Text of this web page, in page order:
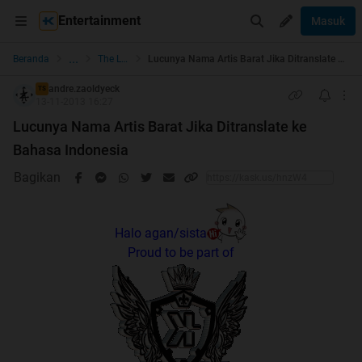
Entertainment Masuk
Beranda ... The Lounge
TS andre.zaoldyeck
Lucunya Nama Artis Barat Jika Ditranslate ke
Bahasa Indonesia
Bagikan
Halo agan/sista
Proud to be part of